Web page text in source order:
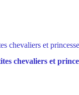
chevaliers et